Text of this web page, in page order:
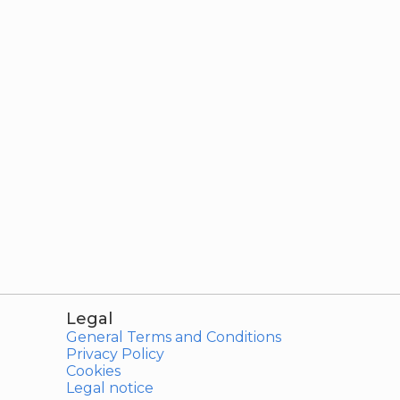
Legal
General Terms and Conditions
Privacy Policy
Cookies
Legal notice